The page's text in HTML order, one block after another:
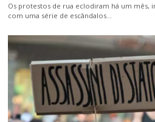
Os protestos de rua eclodiram há um mês,
com uma série de escândalos…